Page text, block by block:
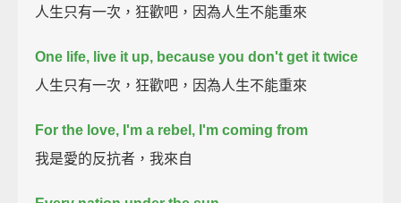
人生只有一次，狂歡吧，因為人生不能重來
One life, live it up, because you don't get it twice
人生只有一次，狂歡吧，因為人生不能重來
For the love, I'm a rebel, I'm coming from
我是愛的反抗者，我來自